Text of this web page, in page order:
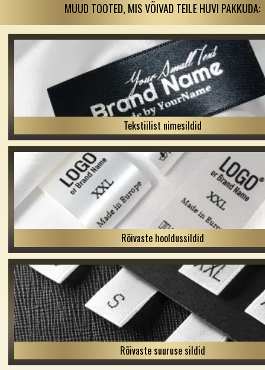
MUUD TOOTED, MIS VÕIVAD TEILE HUVI PAKKUDA:
Tekstiilist nimesildid
Rõivaste hooldussildid
Rõivaste suuruse sildid